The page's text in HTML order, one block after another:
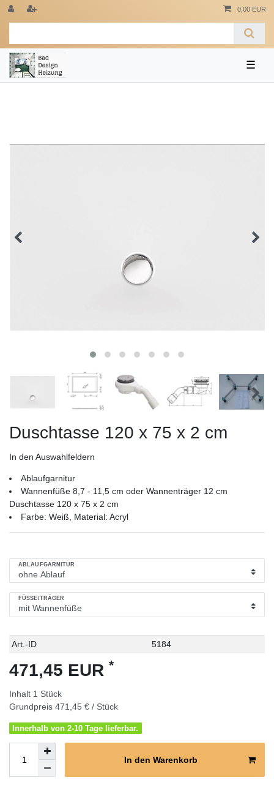
0,00 EUR
☰
Duschtasse 120 x 75 x 2 cm
In den Auswahlfeldern
Ablaufgarnitur
Wannenfüße 8,7 - 11,5 cm oder Wannenträger 12 cm
Duschtasse 120 x 75 x 2 cm
Farbe: Weiß, Material: Acryl
ABLAUFGARNITUR
FÜSSE/TRÄGER
Technisches
Wert
Art.-ID 5184
471,45 EUR *
Inhalt 1 Stück
Grundpreis 471,45 € / Stück
Innerhalb von 2-10 Tage lieferbar.
In den Warenkorb